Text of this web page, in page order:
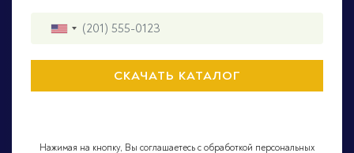
Нажимая на кнопку, Вы соглашаетесь с обработкой персональных